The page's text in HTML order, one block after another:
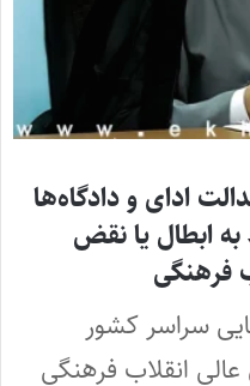
ادای و دادگاه‌ها
ابطال یا نقض
فرهنگی
سراسر کشور
انقلاب فرهنگی